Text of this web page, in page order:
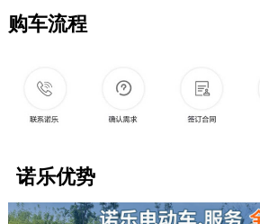
购车流程
诺乐优势